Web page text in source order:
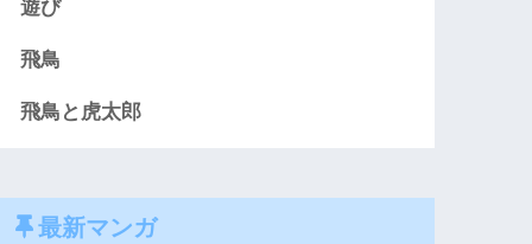
遊び
飛鳥
飛鳥と虎太郎
最新マンガ